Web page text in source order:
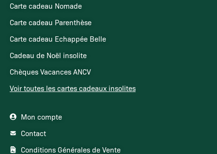
Carte cadeau Nomade
Carte cadeau Parenthèse
Carte cadeau Echappée Belle
Cadeau de Noël insolite
Chèques Vacances ANCV
Voir toutes les cartes cadeaux insolites
Mon compte
Contact
Conditions Générales de Vente